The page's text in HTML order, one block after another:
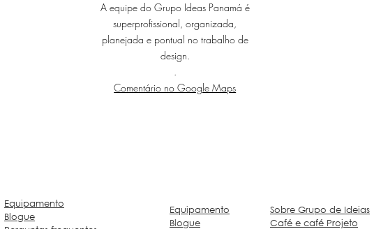
A equipe do Grupo Ideas Panamá é
superprofissional, organizada,
planejada e pontual no trabalho de
design.
.
Comentário no Google Maps
Equipamento
Blogue
Equipamento
Blogue
Sobre Grupo de Ideias
Café e café Projeto